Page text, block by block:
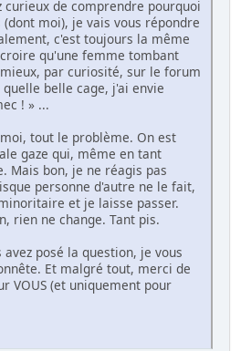
curieux de comprendre pourquoi
moi), je vais vous répondre
c'est toujours la même
qu'une femme tombant
par curiosité, sur le forum
belle cage, j'ai envie
! » ...
tout le problème. On est
gaze qui, même en tant
Mais bon, je ne réagis pas
personne d'autre ne le fait,
et je laisse passer.
rien ne change. Tant pis.
posé la question, je vous
Et malgré tout, merci de
VOUS (et uniquement pour